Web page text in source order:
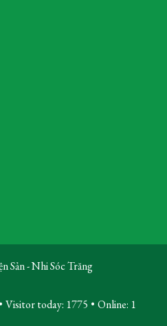
Sản - Nhi Sóc Trăng
• Visitor today: 1775 • Online: 1